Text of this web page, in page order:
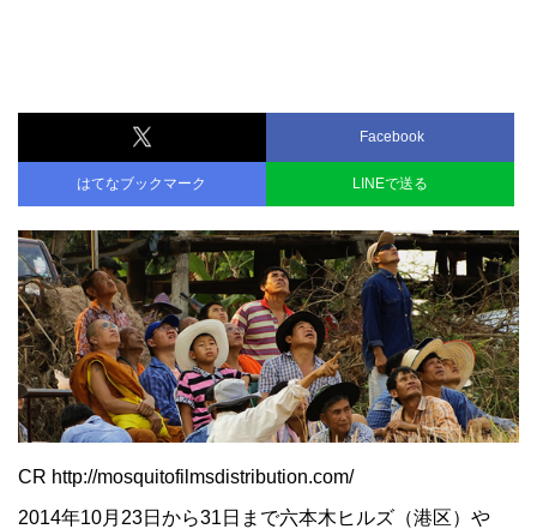
Facebook
はてなブックマーク LINEで送る
CR http://mosquitofilmsdistribution.com/
2014年10月23日から31日まで六本木ヒルズ（港区）や